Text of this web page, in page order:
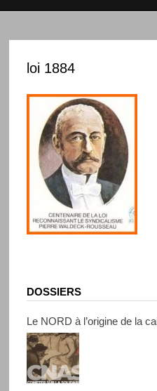
loi 1884
DOSSIERS
Le NORD à l’origine de la